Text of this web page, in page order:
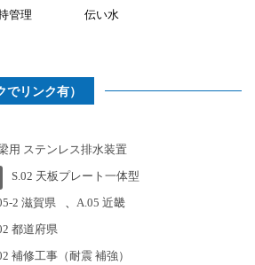
管理 伝い水
リンク有）
用 ステンレス排水装置
S.02 天板プレート一体型
2 滋賀県 、A.05 近畿
都道府県
補修工事（耐震 補強）